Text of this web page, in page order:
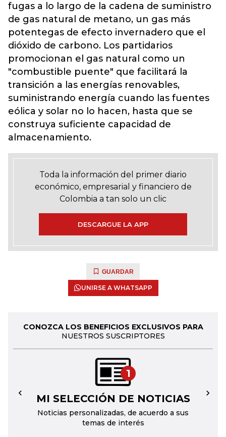
fugas a lo largo de la cadena de suministro
de gas natural de metano, un gas más
potentegas de efecto invernadero que el
dióxido de carbono. Los partidarios
promocionan el gas natural como un
"combustible puente" que facilitará la
transición a las energías renovables,
suministrando energía cuando las fuentes
eólica y solar no lo hacen, hasta que se
construya suficiente capacidad de
almacenamiento.
Toda la información del primer diario
económico, empresarial y financiero de
Colombia a tan solo un clic
DESCARGUE LA APP
GUARDAR
UNIRSE A WHATSAPP
CONOZCA LOS BENEFICIOS EXCLUSIVOS PARA
NUESTROS SUSCRIPTORES
1
MI SELECCIÓN DE NOTICIAS
Noticias personalizadas, de acuerdo a sus
temas de interés
← →